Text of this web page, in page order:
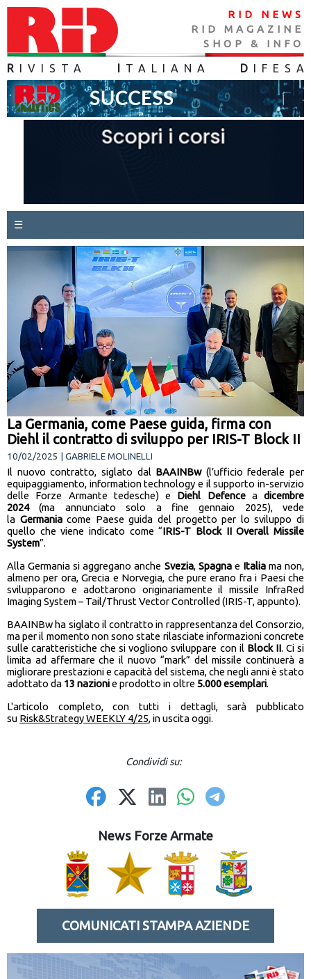
RID NEWS
RID MAGAZINE
SHOP & INFO
R IVISTA TALIANA D IFES A
☰
La Germania, come Paese guida, firma con
Diehl il contratto di sviluppo per IRIS-T Block II
10/02/2025 | GABRIELE MOLINELLI
Il nuovo contratto, siglato dal BAAINBw(l’ufficio federale per
equipaggiamento, information technology e il supporto in-servizio
delle Forze Armante tedesche) e Diehl Defencea dicembre
2024(ma annunciato solo a fine gennaio 2025), vede
la Germaniacome Paese guida del progetto per lo sviluppo di
quello che viene indicato come “IRIS-T Block II Overall Missile
System”.
Alla Germania si aggregano anche Svezia, Spagnae Italiama non,
almeno per ora, Grecia e Norvegia, che pure erano fra i Paesi che
svilupparono e adottarono originariamente il missile InfraRed
Imaging System – Tail/Thrust Vector Controlled (IRIS-T, appunto).
BAAINBw ha siglato il contratto in rappresentanza del Consorzio,
ma per il momento non sono state rilasciate informazioni concrete
sulle caratteristiche che si vogliono sviluppare con il Block II. Ci si
limita ad affermare che il nuovo “mark” del missile continuerà a
migliorare prestazioni e capacità del sistema, che negli anni è stato
adottato da 13 nazionie prodotto in oltre 5.000 esemplari.
L'articolo completo, con tutti i dettagli, sarà pubblicato
su Risk&Strategy WEEKLY 4/25, in uscita oggi.
Condividi su:
News Forze Armate
COMUNICATI STAMPA AZIENDE